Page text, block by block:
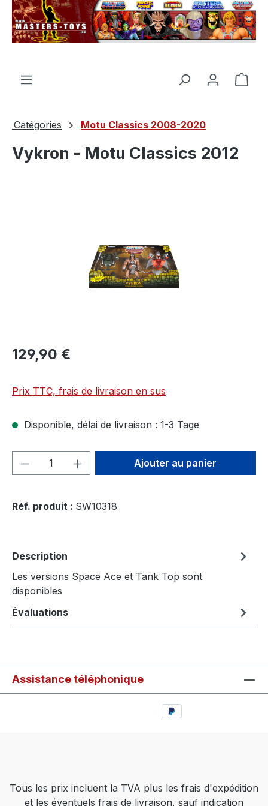
principal
Le
Catégories Motu Classics 2008-2020
Vykron - Motu Classics 2012
129,90 €
Prix TTC, frais de livraison en sus
Disponible, délai de livraison : 1-3 Tage
Quantité de produit : Entrez la
Ajouter au panier
Réf. produit : SW10318
Description
Les versions Space Ace et Tank Top sont
disponibles
Évaluations
Assistance téléphonique
Tous les prix incluent la TVA plus les frais d'expédition
et les éventuels frais de livraison, sauf indication